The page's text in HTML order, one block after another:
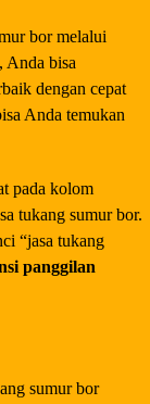
bor melalui
Anda bisa
dengan cepat
Anda temukan
pada kolom
tukang sumur bor.
“jasa tukang
panggilan
sumur bor